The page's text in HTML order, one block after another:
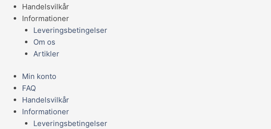
Handelsvilkår
Informationer
Leveringsbetingelser
Om os
Artikler
Min konto
FAQ
Handelsvilkår
Informationer
Leveringsbetingelser